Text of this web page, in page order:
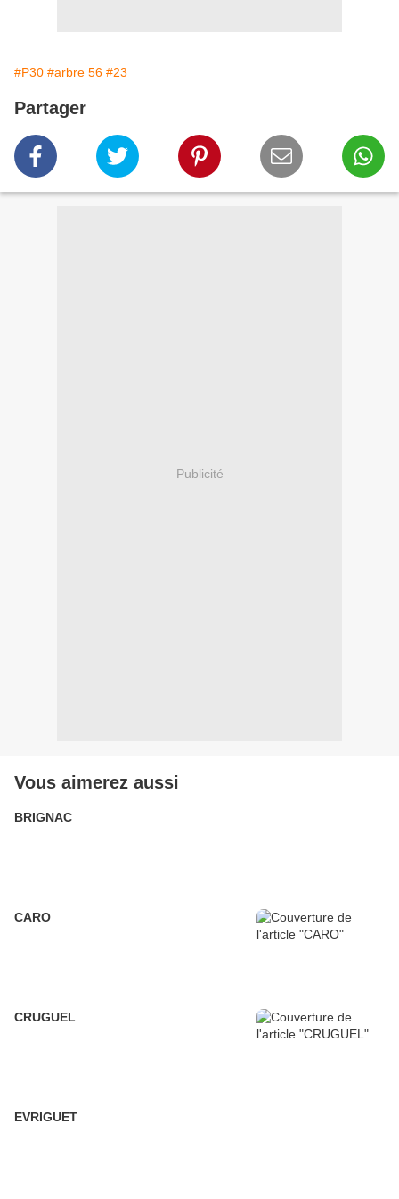
#P30 #arbre 56 #23
Partager
Publicité
Vous aimerez aussi
BRIGNAC
CARO
CRUGUEL
EVRIGUET